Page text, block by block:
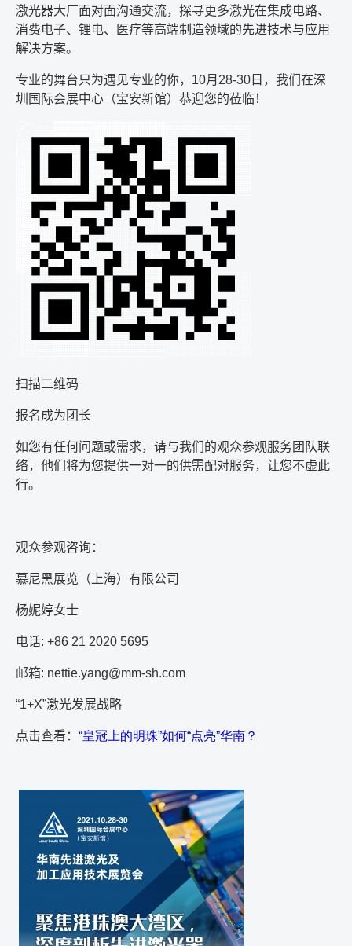
激光器大厂面对面沟通交流，探寻更多激光在集成电路、
消费电子、锂电、医疗等高端制造领域的先进技术与应用
解决方案。
专业的舞台只为遇见专业的你， 10月 28-30 日，我们在深
圳国际会展中心（宝安新馆）恭迎您的莅临！
扫描二维码
报名成为团长
如您有任何问题或需求，请与我们的观众参观服务团队联
络，他们将为您提供一对一的供需配对服务，让您不虚此
行。
观众参观咨询：
慕尼黑展览（上海）有限公司
杨妮婷女士
电话: +86 21 2020 5695
邮箱: nettie.yang@mm-sh.com
“1+X”激光发展战略
点击查看： “皇冠上的明珠”如何“点亮”华南？